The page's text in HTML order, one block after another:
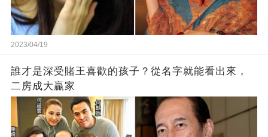
2023/04/19
誰才是深受賭王喜歡的孩子？從名字就能看出來，
二房成大贏家